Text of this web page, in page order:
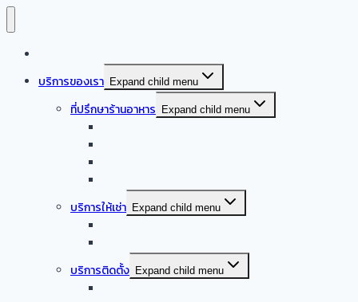
บริการของเรา Expand child menu
ที่ปรึกษาร้านอาหาร Expand child menu
บริการให้เช่า Expand child menu
บริการติดตั้ง Expand child menu